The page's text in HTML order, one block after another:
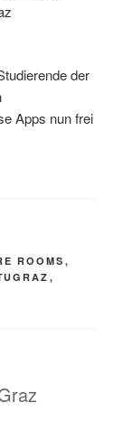
der
Apps nun frei
ROOMS ,
,